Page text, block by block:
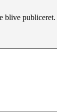
blive publiceret.